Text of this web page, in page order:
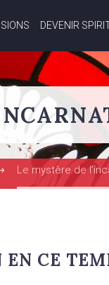
DEVENIR
Le mystère de
CE